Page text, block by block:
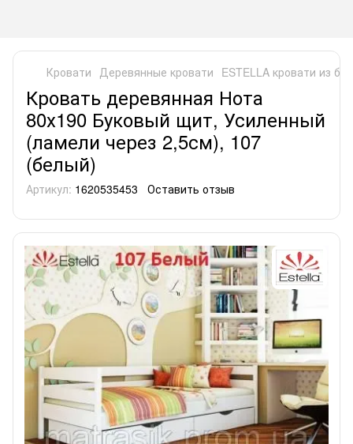
Кровати Деревянные кровати ESTELLA кровати из
Кровать деревянная Нота
80х190 Буковый щит, Усиленный
(ламели через 2,5см), 107
(белый)
Артикул: 1620535453 Оставить отзыв